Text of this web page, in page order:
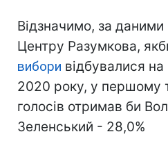
Відзначимо, за даними
Центру Разумкова,
вибори відбувалися
2020 року, у першому
голосів отримав би
Зеленський - 28,0%